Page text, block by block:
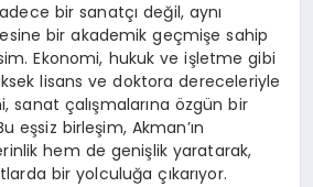
bir sanatçı değil, aynı
bir akademik geçmişe sahip
Ekonomi, hukuk ve işletme gibi
lisans ve doktora dereceleriyle
sanat çalışmalarına özgün bir
eşsiz birleşim, Akman’ın
hem de genişlik yaratarak,
bir yolculuğa çıkarıyor.